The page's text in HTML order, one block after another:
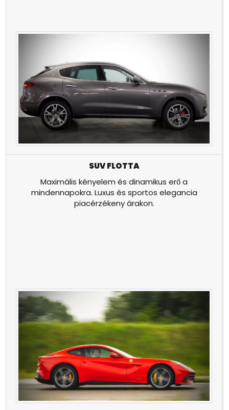
SUV FLOTTA
Maximális kényelem és dinamikus erő a
mindennapokra. Luxus és sportos elegancia
piacérzékeny árakon.